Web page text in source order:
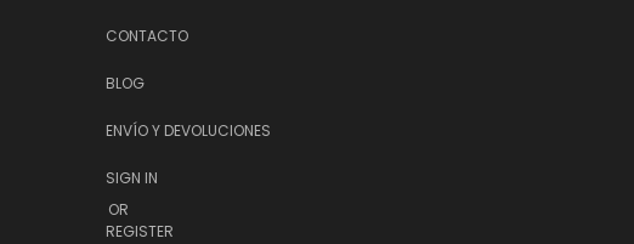
CONTACTO
BLOG
ENVÍO Y DEVOLUCIONES
SIGN IN
OR
REGISTER